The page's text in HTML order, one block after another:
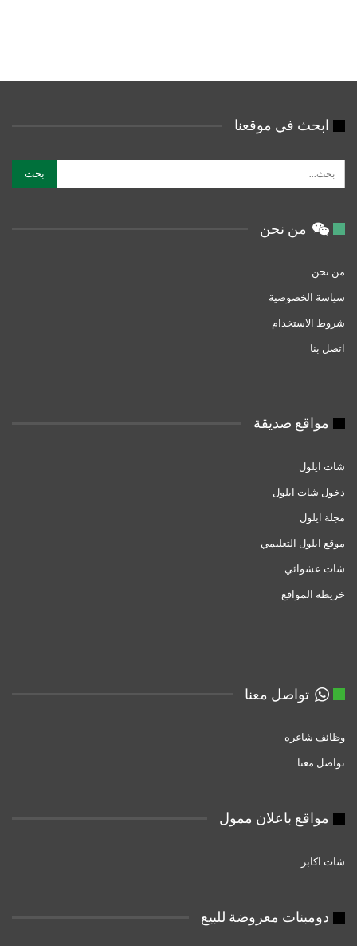
ابحث في موقعنا
من نحن
من نحن
سياسة الخصوصية
شروط الاستخدام
اتصل بنا
مواقع صديقة
شات ايلول
دخول شات ايلول
مجلة ايلول
موقع ايلول التعليمي
شات عشوائي
خريطه المواقع
تواصل معنا
وظائف شاغره
تواصل معنا
مواقع باعلان ممول
شات اكابر
دومبنات معروضة للبيع